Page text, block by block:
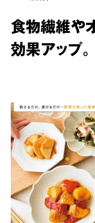
食物繊維や
効果アップ。